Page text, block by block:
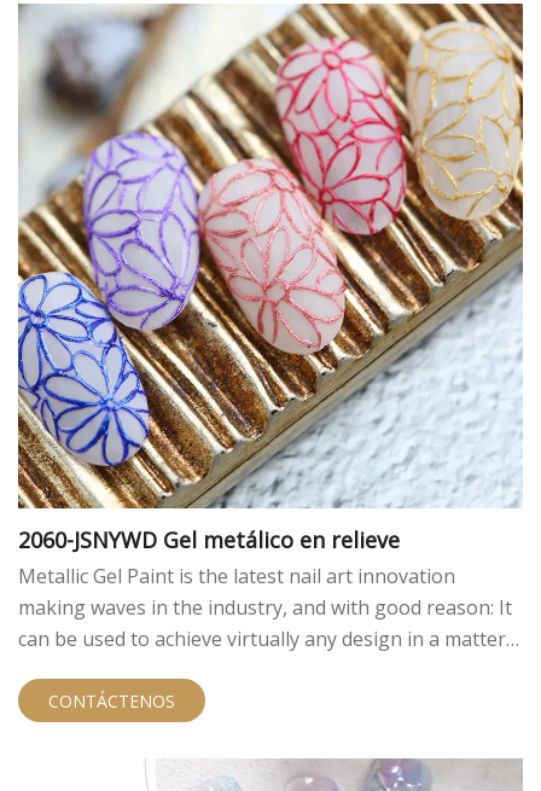
2060-JSNYWD Gel metálico en relieve
Metallic Gel Paint is the latest nail art innovation
making waves in the industry, and with good reason: It
can be used to achieve virtually any design in a matter
CONTÁCTENOS